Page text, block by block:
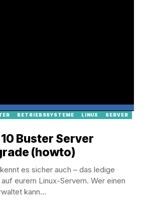
BETRIEBSSYSTEME LINUX
SERVER
Buster Server
(howto)
es sicher auch – das ledige
eurern Linux-Servern. Wer einen
kann...